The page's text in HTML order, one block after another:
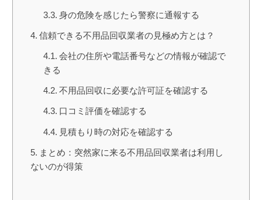
身の危険を感じたら警察に通報する
信頼できる不用品回収業者の見極め方とは？
会社の住所や電話番号などの情報が確認で
きる
不用品回収に必要な許可証を確認する
口コミ評価を確認する
見積もり時の対応を確認する
まとめ：突然家に来る不用品回収業者は利用し
ないのが得策